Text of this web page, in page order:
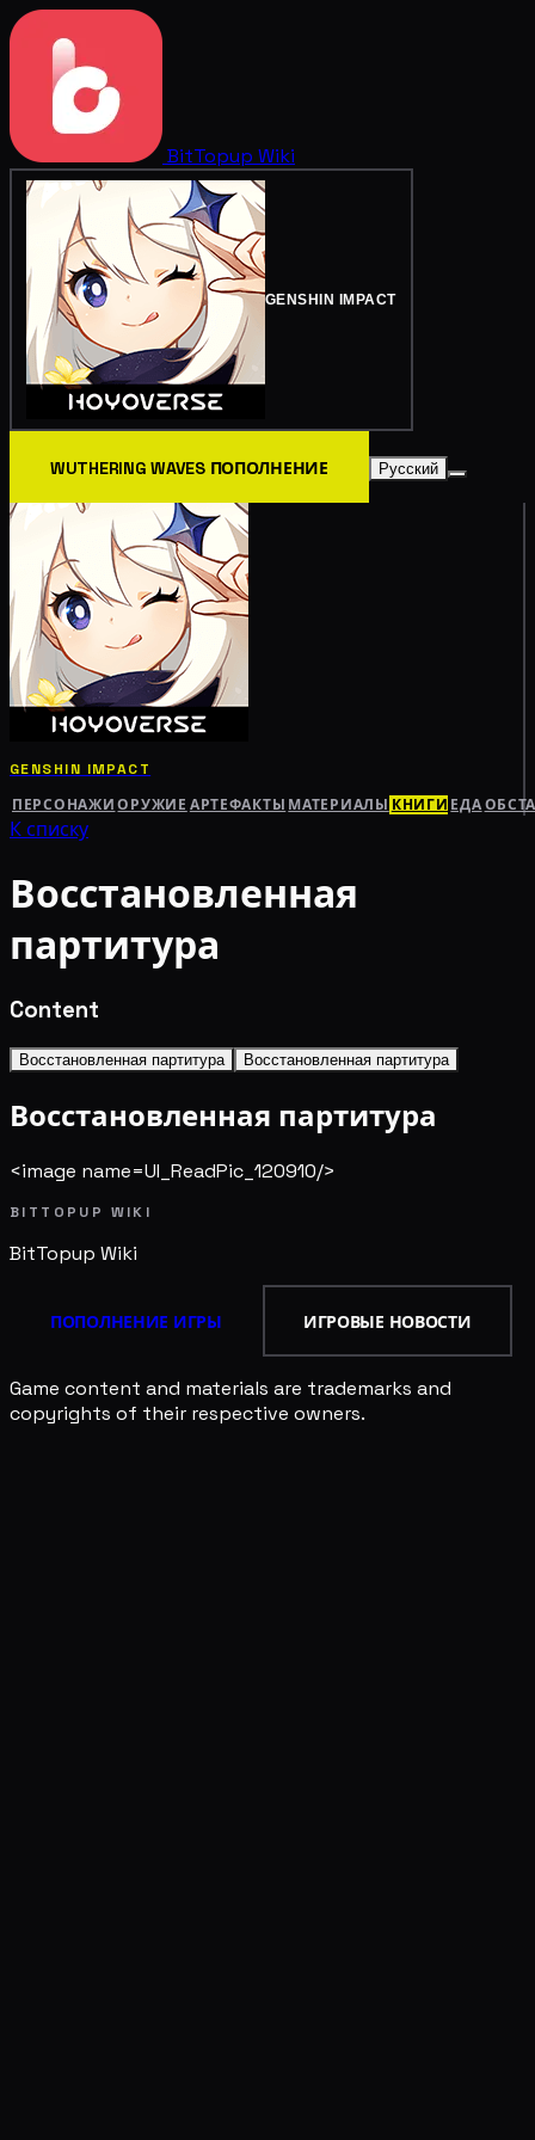
BitTopup Wiki
GENSHIN IMPACT
WUTHERING WAVES ПОПОЛНЕНИЕ Русский
GENSHIN IMPACT
ПЕРСОНАЖИ ОРУЖИЕ АРТЕФАКТЫ МАТЕРИАЛЫ КНИГИ ЕДА
К списку
Восстановленная
партитура
Content
Восстановленная партитура Восстановленная партитура
Восстановленная партитура
<image name=UI_ReadPic_120910/>
BITTOPUP WIKI
BitTopup Wiki
ПОПОЛНЕНИЕ ИГРЫ ИГРОВЫЕ НОВОСТИ
Game content and materials are trademarks and
copyrights of their respective owners.